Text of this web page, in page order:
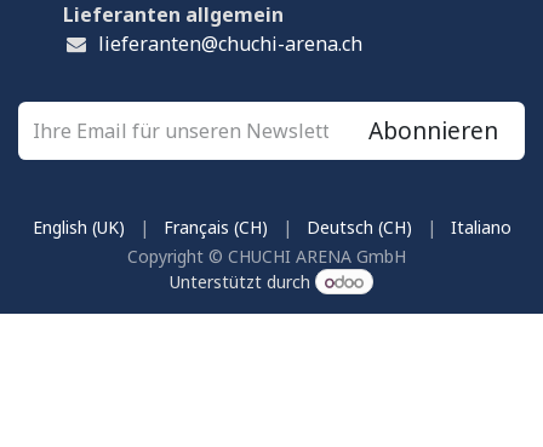
Lieferanten allgemein
lieferanten@chuchi-arena.ch
Abonnieren
Copyright © CHUCHI ARENA GmbH
English (UK) | Français (CH) | Deutsch (CH) | Italiano
Unterstützt durch